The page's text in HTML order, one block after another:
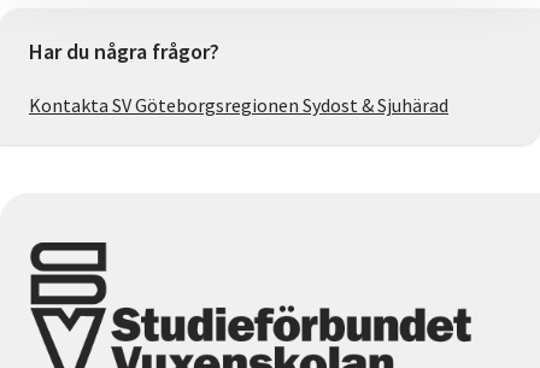
Har du några frågor?
Kontakta SV Göteborgsregionen Sydost & Sjuhärad